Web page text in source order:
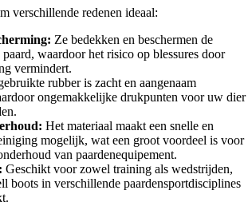
verschillende redenen ideaal:
Ze bedekken en beschermen de
waardoor het risico op blessures door
vermindert.
rubber is zacht en aangenaam
ongemakkelijke drukpunten voor uw dier
Het materiaal maakt een snelle en
mogelijk, wat een groot voordeel is voor
van paardenequipement.
Geschikt voor zowel training als wedstrijden,
boots in verschillende paardensportdisciplines